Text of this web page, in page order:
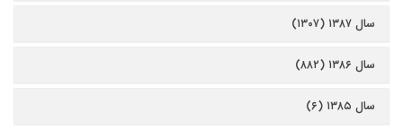
سال ۱۳۸۷ (۱۳۰۷)
سال ۱۳۸۶ (۸۸۲)
سال ۱۳۸۵ (۶)